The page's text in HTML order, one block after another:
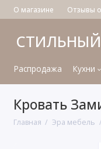
О магазине Отзывы
Распродажа Кухни
Кровать
Главная Эра мебель